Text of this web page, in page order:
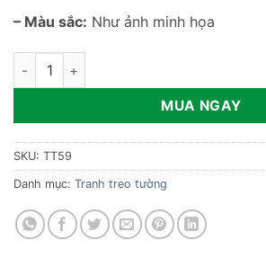
– Màu sắc: Như ảnh minh họa
Tranh treo tường hình cá vàng TT59 số
MUA NGAY
SKU: TT59
Danh mục: Tranh treo tường